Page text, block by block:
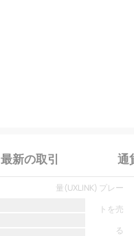
最新の取引 通
プレー
トを売
る
量(UXLINK)